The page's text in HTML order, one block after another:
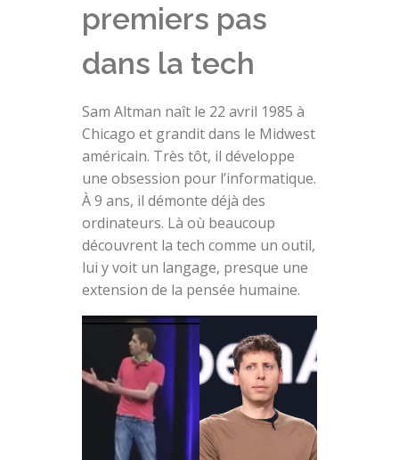
premiers pas
dans la tech
Sam Altman naît le 22 avril 1985 à
Chicago et grandit dans le Midwest
américain. Très tôt, il développe
une obsession pour l’informatique.
À 9 ans, il démonte déjà des
ordinateurs. Là où beaucoup
découvrent la tech comme un outil,
lui y voit un langage, presque une
extension de la pensée humaine.